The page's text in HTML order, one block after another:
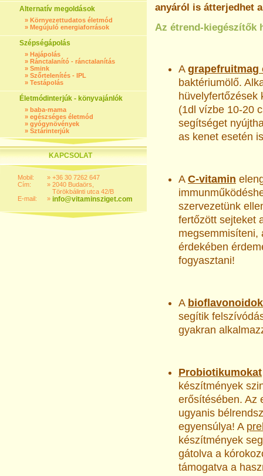
Alternatív megoldások
» Környezettudatos életmód
» Megújuló energiaforrások
Szépségápolás
» Hajápolás
» Ránctalanító - ránctalanítás
» Smink
» Szőrtelenítés - IPL
» Testápolás
Életmódinterjúk - könyvajánlók
» baba-mama
» egészséges életmód
» gyógynövények
» Sztárinterjúk
KAPCSOLAT
Mobil:
Cím:
E-mail:
»
»
»
+36 30 7262 647
2040 Budaörs,
Törökbálinti utca 42/B
info@vitaminsziget.com
anyáról is átterjedhet
Az étrend-kiegészítők
A grapefruitmag
baktériumölő.
hüvelyfertőzések
(1dl vízbe 10-20
segítséget
as kenet esetén
A C-vitamin
szervezetünk
fertőzött sejteket
megsemmisíteni,
érdekében
fogyasztani!
A bioflavonoidok
segítik
gyakran
Probiotikumokat
készítmények
erősítésében. Az
ugyanis
egyensúlya! A
készítmények
gátolva a
támogatva a